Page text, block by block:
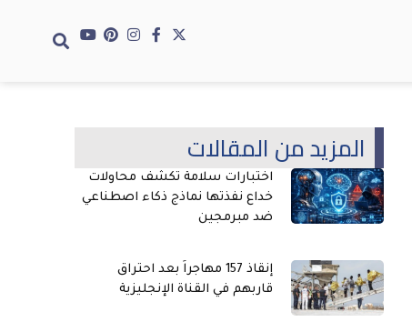
المزيد من المقالات
اختبارات سلامة تكشف محاولات
خداع نفذتها نماذج ذكاء اصطناعي
ضد مبرمجين
إنقاذ 157 مهاجراً بعد احتراق
قاربهم في القناة الإنجليزية